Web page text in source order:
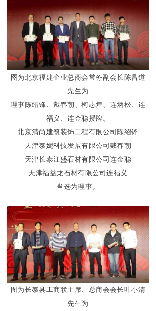
图为北京福建企业总商会常务副会长陈昌道
先生为
理事陈绍锋、戴春朝、柯志煌、连炳松、连
福义、连金聪授牌。
北京清尚建筑装饰工程有限公司陈绍锋
天津泰妮科技发展有限公司戴春朝
天津长泰江盛石材有限公司连金聪
天津福益龙石材有限公司连福义
当选为理事。
图为长泰县工商联主席、总商会会长叶小清
先生为